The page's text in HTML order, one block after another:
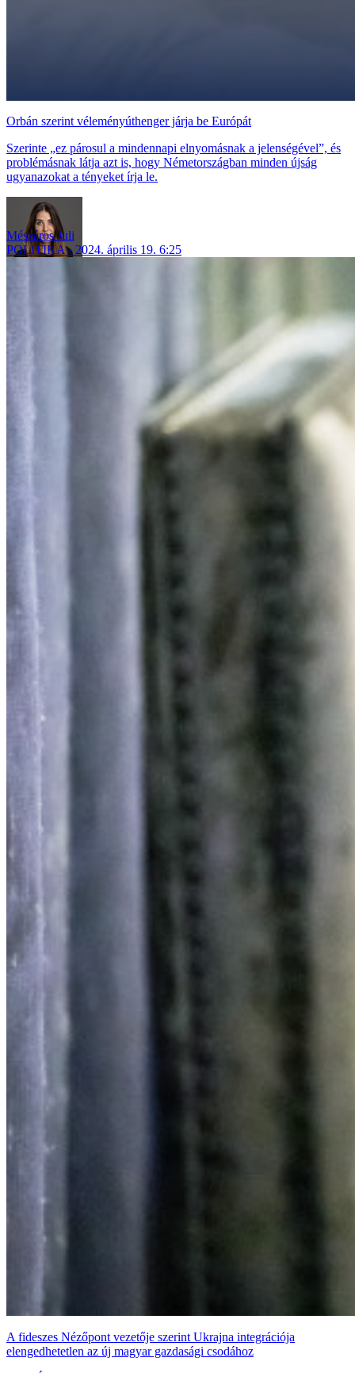
Orbán szerint véleményúthenger járja be Európát
Szerinte „ez párosul a mindennapi elnyomásnak a jelenségével”, és
problémásnak látja azt is, hogy Németországban minden újság
ugyanazokat a tényeket írja le.
Mészáros Juli
POLITIKA
2024. április 19. 6:25
A fideszes Nézőpont vezetője szerint Ukrajna integrációja
elengedhetetlen az új magyar gazdasági csodához